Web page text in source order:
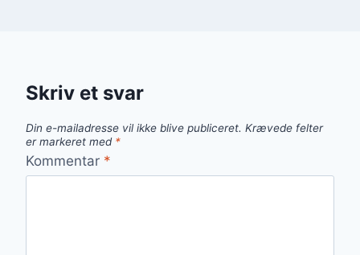
Skriv et svar
Din e-mailadresse vil ikke blive publiceret. Krævede felter
er markeret med *
Kommentar *